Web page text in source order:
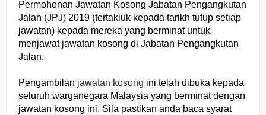
Permohonan Jawatan Kosong Jabatan Pengangkutan
Jalan (JPJ) 2019 (tertakluk kepada tarikh tutup setiap
jawatan) kepada mereka yang berminat untuk
menjawat jawatan kosong di Jabatan Pengangkutan
Jalan.
Pengambilan jawatan kosong ini telah dibuka kepada
seluruh warganegara Malaysia yang berminat dengan
jawatan kosong ini. Sila pastikan anda baca syarat